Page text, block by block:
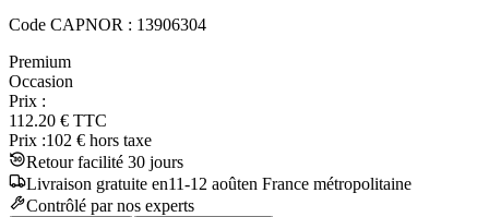
Code CAPNOR : 13906304
Premium
Occasion
Prix :
112.20 € TTC
Prix :102 € hors taxe
Retour facilité 30 jours
Livraison gratuite en11-12 aoûten France métropolitaine
Contrôlé par nos experts